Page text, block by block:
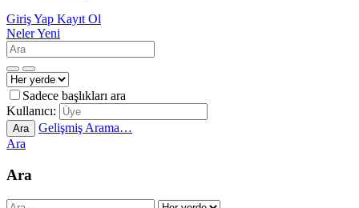
Giriş Yap Kayıt Ol
Neler Yeni
Sadece başlıkları ara
Kullanıcı:
Ara
Gelişmiş Arama…
Ara
Ara